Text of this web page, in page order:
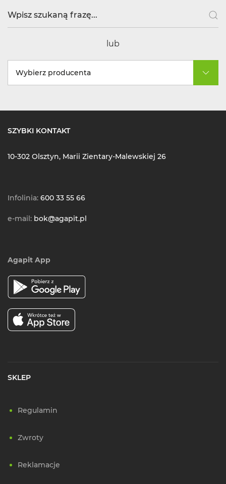
lub
Wybierz producenta
SZYBKI KONTAKT
10-302 Olsztyn, Marii Zientary-Malewskiej 26
Infolinia: 600 33 55 66
e-mail: bok@agapit.pl
Agapit App
SKLEP
Regulamin
Zwroty
Reklamacje